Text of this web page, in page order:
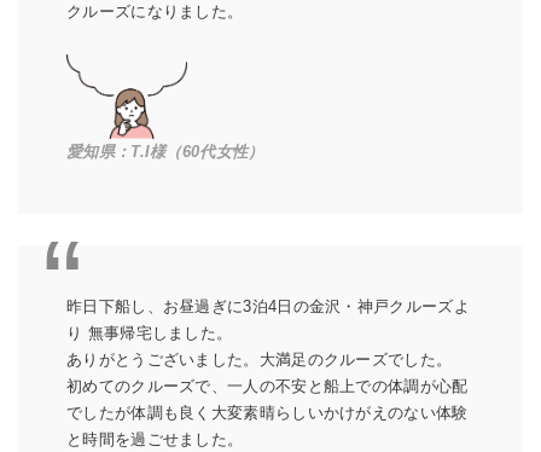
クルーズになりました。
愛知県：T.I様（60代女性）
昨日下船し、お昼過ぎに3泊4日の金沢・神戸クルーズよ
り 無事帰宅しました。
ありがとうございました。大満足のクルーズでした。
初めてのクルーズで、一人の不安と船上での体調が心配
でしたが体調も良く大変素晴らしいかけがえのない体験
と時間を過ごせました。